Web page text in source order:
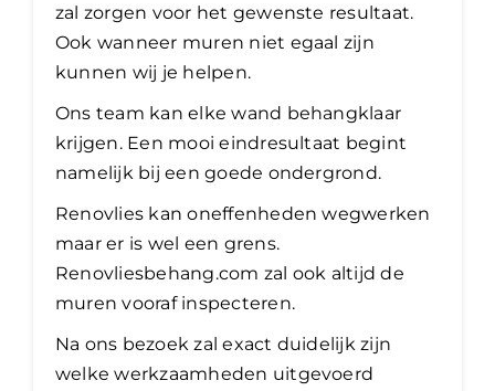
zal zorgen voor het gewenste resultaat.
Ook wanneer muren niet egaal zijn
kunnen wij je helpen.
Ons team kan elke wand behangklaar
krijgen. Een mooi eindresultaat begint
namelijk bij een goede ondergrond.
Renovlies kan oneffenheden wegwerken
maar er is wel een grens.
Renovliesbehang.com zal ook altijd de
muren vooraf inspecteren.
Na ons bezoek zal exact duidelijk zijn
welke werkzaamheden uitgevoerd